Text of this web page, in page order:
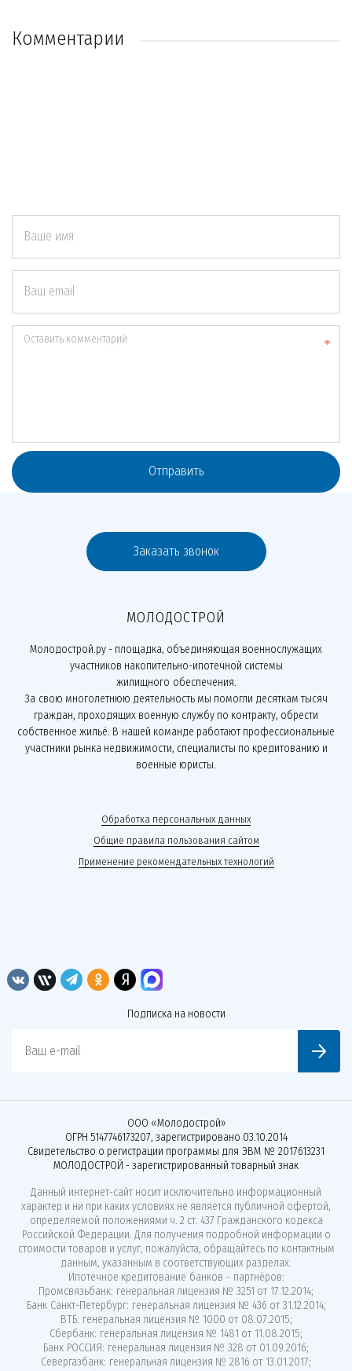
Комментарии
Ваше имя
Ваш email
Оставить комментарий
Отправить
Заказать звонок
МОЛОДОСТРОЙ
Молодострой.ру - площадка, объединяющая военнослужащих
участников накопительно-ипотечной системы
жилищного обеспечения.
За свою многолетнюю деятельность мы помогли десяткам тысяч
граждан, проходящих военную службу по контракту, обрести
собственное жильё. В нашей команде работают профессиональные
участники рынка недвижимости, специалисты по кредитованию и
военные юристы.
Обработка персональных данных
Общие правила пользования сайтом
Применение рекомендательных технологий
Подписка на новости
Ваш e-mail
ООО «Молодострой»
ОГРН 5147746173207, зарегистрировано 03.10.2014
Свидетельство о регистрации программы для ЭВМ № 2017613231
МОЛОДОСТРОЙ - зарегистрированный товарный знак
Данный интернет-сайт носит исключительно информационный
характер и ни при каких условиях не является публичной офертой,
определяемой положениями ч. 2 ст. 437 Гражданского кодекса
Российской Федерации. Для получения подробной информации о
стоимости товаров и услуг, пожалуйста, обращайтесь по контактным
данным, указанным в соответствующих разделах.
Ипотечное кредитование банков - партнёров:
Промсвязьбанк: генеральная лицензия № 3251 от 17.12.2014;
Банк Санкт-Петербург: генеральная лицензия № 436 от 31.12.2014;
ВТБ: генеральная лицензия № 1000 от 08.07.2015;
Сбербанк: генеральная лицензия № 1481 от 11.08.2015;
Банк РОССИЯ: генеральная лицензия № 328 от 01.09.2016;
Севергазбанк: генеральная лицензия № 2816 от 13.01.2017;